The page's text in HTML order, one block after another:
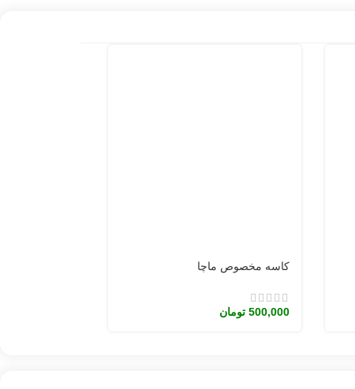
کاسه مخصوص ماچا
500,000 تومان